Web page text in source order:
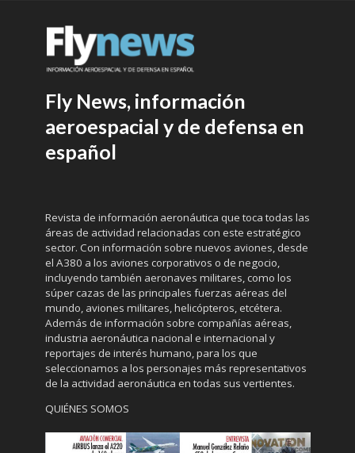
Fly News, información
aeroespacial y de defensa en
español
Revista de información aeronáutica que toca todas las
áreas de actividad relacionadas con este estratégico
sector. Con información sobre nuevos aviones, desde
el A380 a los aviones corporativos o de negocio,
incluyendo también aeronaves militares, como los
súper cazas de las principales fuerzas aéreas del
mundo, aviones militares, helicópteros, etcétera.
Además de información sobre compañías aéreas,
industria aeronáutica nacional e internacional y
reportajes de interés humano, para los que
seleccionamos a los personajes más representativos
de la actividad aeronáutica en todas sus vertientes.
QUIÉNES SOMOS